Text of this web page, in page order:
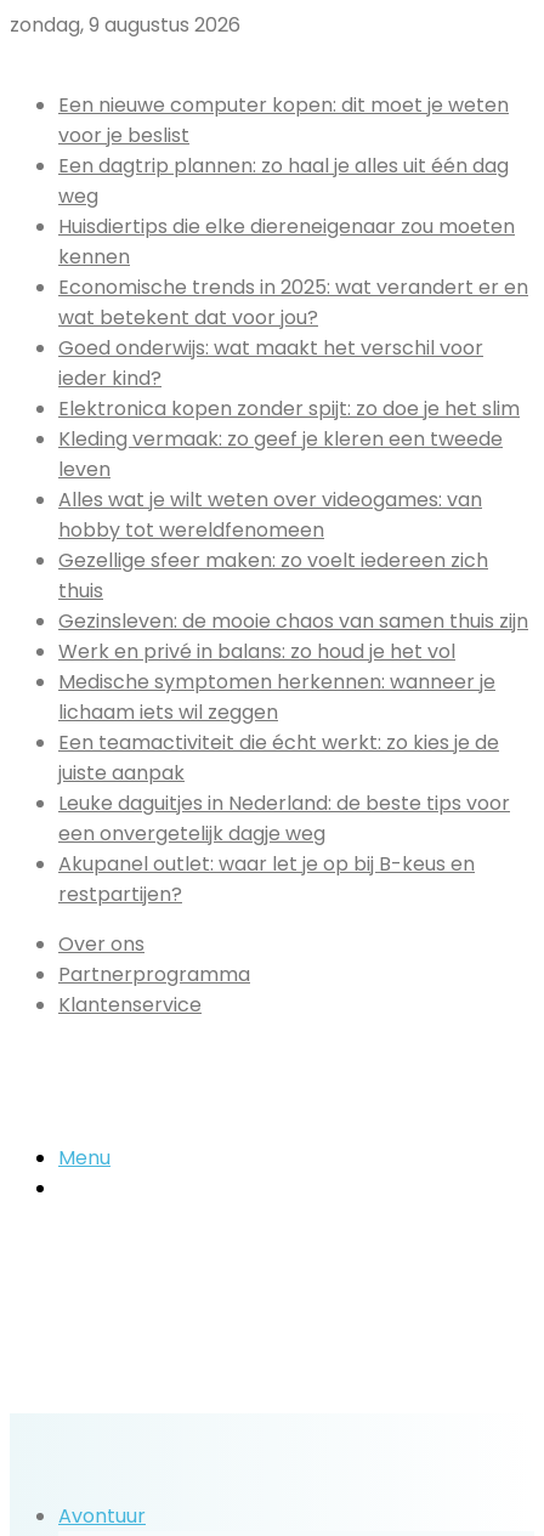
zondag, 9 augustus 2026
Een nieuwe computer kopen: dit moet je weten
voor je beslist
Een dagtrip plannen: zo haal je alles uit één dag
weg
Huisdiertips die elke diereneigenaar zou moeten
kennen
Economische trends in 2025: wat verandert er en
wat betekent dat voor jou?
Goed onderwijs: wat maakt het verschil voor
ieder kind?
Elektronica kopen zonder spijt: zo doe je het slim
Kleding vermaak: zo geef je kleren een tweede
leven
Alles wat je wilt weten over videogames: van
hobby tot wereldfenomeen
Gezellige sfeer maken: zo voelt iedereen zich
thuis
Gezinsleven: de mooie chaos van samen thuis zijn
Werk en privé in balans: zo houd je het vol
Medische symptomen herkennen: wanneer je
lichaam iets wil zeggen
Een teamactiviteit die écht werkt: zo kies je de
juiste aanpak
Leuke daguitjes in Nederland: de beste tips voor
een onvergetelijk dagje weg
Akupanel outlet: waar let je op bij B-keus en
restpartijen?
Over ons
Partnerprogramma
Klantenservice
Menu
Avontuur